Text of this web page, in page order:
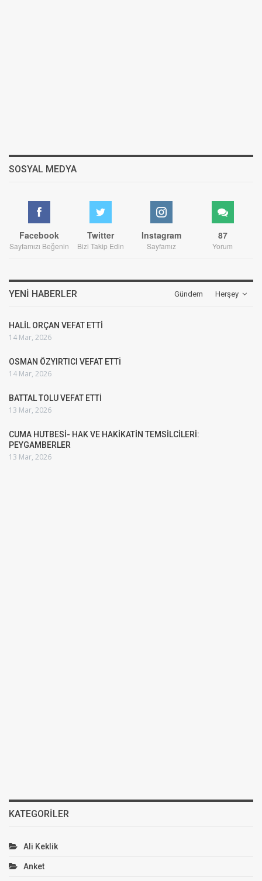
SOSYAL MEDYA
Facebook
Sayfamızı Beğenin
Twitter
Bizi Takip Edin
Instagram
Sayfamız
87
Yorum
Herşey
YENI HABERLER Gündem
HALİL ORÇAN VEFAT ETTİ
14 Mar, 2026
OSMAN ÖZYIRTICI VEFAT ETTİ
14 Mar, 2026
BATTAL TOLU VEFAT ETTİ
13 Mar, 2026
CUMA HUTBESİ- HAK VE HAKİKATİN TEMSİLCİLERİ:
PEYGAMBERLER
13 Mar, 2026
KATEGORILER
Ali Keklik
Anket